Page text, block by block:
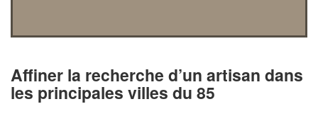
Affiner la recherche d’un artisan dans
les principales villes du 85